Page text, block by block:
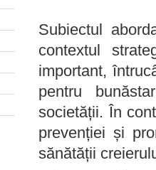
Subiectul
contextul
important,
pentru
societății. În
prevenției și
sănătății